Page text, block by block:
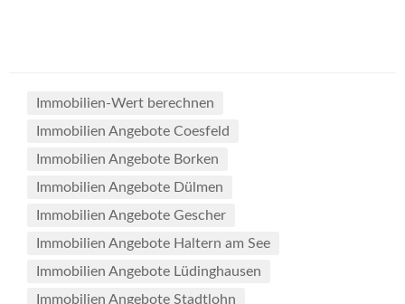
Immobilien-Wert berechnen
Immobilien Angebote Coesfeld
Immobilien Angebote Borken
Immobilien Angebote Dülmen
Immobilien Angebote Gescher
Immobilien Angebote Haltern am See
Immobilien Angebote Lüdinghausen
Immobilien Angebote Stadtlohn